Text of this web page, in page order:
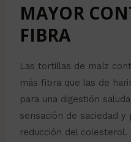
MAYOR
FIBRA
Las tortillas de maíz
más fibra que las de
para una digestión
sensación de saciedad
reducción del